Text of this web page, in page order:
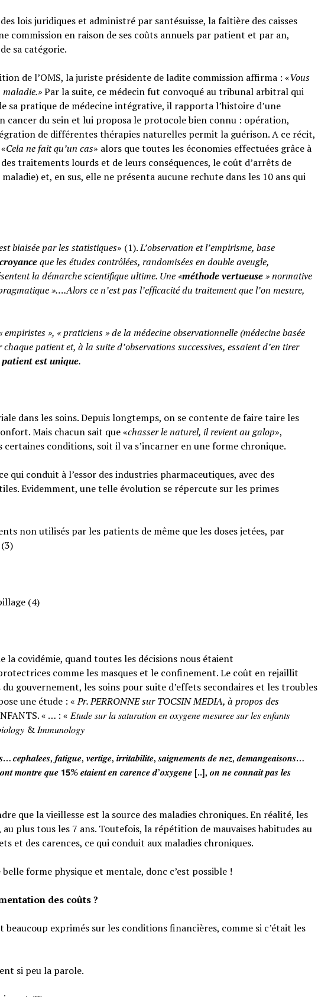
lois juridiques et administré par santésuisse, la faîtière des caisses
commission en raison de ses coûts annuels par patient et par an,
sa catégorie.
de l’OMS, la juriste présidente de ladite commission affirma : «Vous
maladie.»Par la suite, ce médecin fut convoqué au tribunal arbitral qui
sa pratique de médecine intégrative, il rapporta l’histoire d’une
cancer du sein et lui proposa le protocole bien connu : opération,
de différentes thérapies naturelles permit la guérison. A ce récit,
Cela ne fait qu’un cas» alors que toutes les économies effectuées grâce à
traitements lourds et de leurs conséquences, le coût d’arrêts de
et, en sus, elle ne présenta aucune rechute dans les 10 ans qui
biaisée par les statistiques» (1).L’observation et l’empirisme, base
croyanceque les études contrôlées, randomisées en double aveugle,
la démarche scientifique ultime. Une «méthode vertueuse» normative
»….Alors ce n’est pas l’efficacité du traitement que l’on mesure,
empiristes », « praticiens » de la médecine observationnelle (médecine basée
patient et, à la suite d’observations successives, essaient d’en tirer
patient est unique.
dans les soins. Depuis longtemps, on se contente de faire taire les
Mais chacun sait que «chasser le naturel, il revient au galop»,
conditions, soit il va s’incarner en une forme chronique.
conduit à l’essor des industries pharmaceutiques, avec des
Evidemment, une telle évolution se répercute sur les primes
non utilisés par les patients de même que les doses jetées, par
(4)
la covidémie, quand toutes les décisions nous étaient
comme les masques et le confinement. Le coût en rejaillit
gouvernement, les soins pour suite d’effets secondaires et les troubles
une étude : «Pr. PERRONNE sur TOCSIN MEDIA, à propos des
« … : « 𝐸𝑡𝑢𝑑𝑒 𝑠𝑢𝑟 𝑙𝑎 𝑠𝑎𝑡𝑢𝑟𝑎𝑡𝑖𝑜𝑛 𝑒𝑛 𝑜𝑥𝑦𝑔𝑒𝑛𝑒 𝑚𝑒𝑠𝑢𝑟𝑒𝑒 𝑠𝑢𝑟 𝑙𝑒𝑠 𝑒𝑛𝑓𝑎𝑛𝑡𝑠
& 𝐼𝑚𝑚𝑢𝑛𝑜𝑙𝑜𝑔𝑦
𝒄𝒆𝒑𝒉𝒂𝒍𝒆𝒆𝒔, 𝒇𝒂𝒕𝒊𝒈𝒖𝒆, 𝒗𝒆𝒓𝒕𝒊𝒈𝒆, 𝒊𝒓𝒓𝒊𝒕𝒂𝒃𝒊𝒍𝒊𝒕𝒆, 𝒔𝒂𝒊𝒈𝒏𝒆𝒎𝒆𝒏𝒕𝒔 𝒅𝒆 𝒏𝒆𝒛, 𝒅𝒆𝒎𝒂𝒏𝒈𝒆𝒂𝒊𝒔𝒐𝒏𝒔…
𝒎𝒐𝒏𝒕𝒓𝒆 𝒒𝒖𝒆 𝟭𝟱% 𝒆𝒕𝒂𝒊𝒆𝒏𝒕 𝒆𝒏 𝒄𝒂𝒓𝒆𝒏𝒄𝒆 𝒅’𝒐𝒙𝒚𝒈𝒆𝒏𝒆 [..], 𝒐𝒏 𝒏𝒆 𝒄𝒐𝒏𝒏𝒂𝒊𝒕 𝒑𝒂𝒔 𝒍𝒆𝒔
que la vieillesse est la source des maladies chroniques. En réalité, les
plus tous les 7 ans. Toutefois, la répétition de mauvaises habitudes au
et des carences, ce qui conduit aux maladies chroniques.
forme physique et mentale, donc c’est possible !
des coûts ?
exprimés sur les conditions financières, comme si c’était les
si peu la parole.